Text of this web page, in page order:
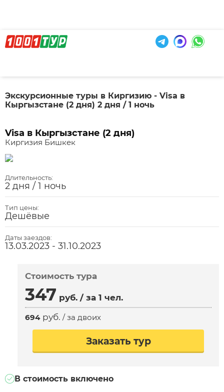
Экскурсионные туры в Киргизию - Visa в
Кыргызстане (2 дня) 2 дня / 1 ночь
Visa в Кыргызстане (2 дня)
Киргизия Бишкек
Длительность:
2 дня / 1 ночь
Тип цены:
Дешёвые
Даты заездов:
13.03.2023 - 31.10.2023
Стоимость тура
347 руб. / за 1 чел.
694 руб. / за двоих
Заказать тур
В стоимость включено